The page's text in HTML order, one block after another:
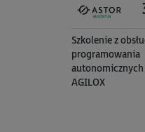
Szkolenie z
programowania
AGILOX